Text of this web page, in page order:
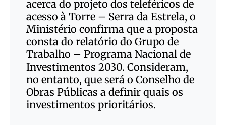
acerca do projeto dos teleféricos de
acesso à Torre – Serra da Estrela, o
Ministério confirma que a proposta
consta do relatório do Grupo de
Trabalho – Programa Nacional de
Investimentos 2030. Consideram,
no entanto, que será o Conselho de
Obras Públicas a definir quais os
investimentos prioritários.